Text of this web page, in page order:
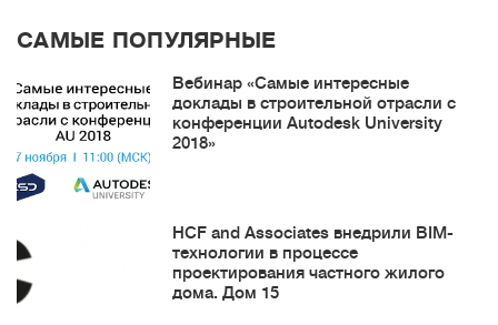
САМЫЕ ПОПУЛЯРНЫЕ
Вебинар «Самые интересные
доклады в строительной отрасли с
конференции Autodesk University
2018»
HCF and Associates внедрили BIM-
технологии в процессе
проектирования частного жилого
дома. Дом 15